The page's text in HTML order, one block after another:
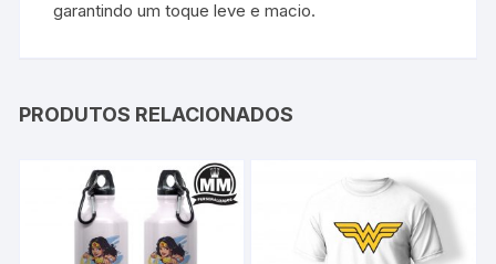
garantindo um toque leve e macio.
PRODUTOS RELACIONADOS